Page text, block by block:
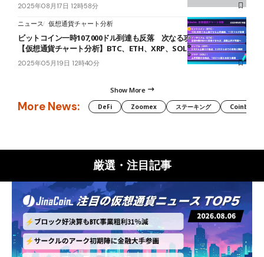
2025年08月17日 12時58分
ニュース 仮想通貨チャート分析
ビットコイン一時107,000ドル到達も反落 次なる攻防は106,000ドル
【仮想通貨チャート分析】BTC、ETH、XRP、SOL
2025年05月19日 12時40分
Show More
More News: DeFi Zoomex ステーキング Coinbase
厳選・注目記事